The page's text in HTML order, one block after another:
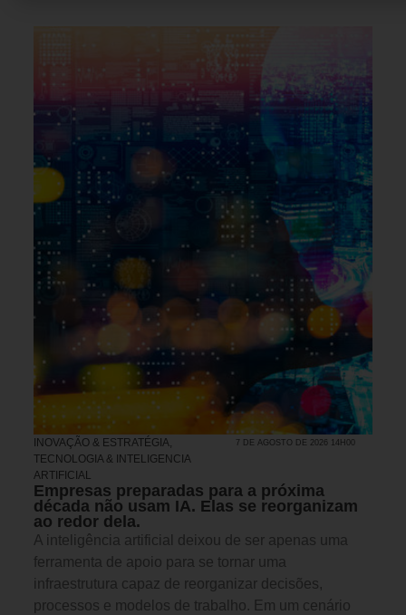
INOVAÇÃO & ESTRATÉGIA,
TECNOLOGIA & INTELIGENCIA
ARTIFICIAL
7 DE AGOSTO DE 2026 14H00
Empresas preparadas para a próxima
década não usam IA. Elas se reorganizam
ao redor dela.
A inteligência artificial deixou de ser apenas uma
ferramenta de apoio para se tornar uma
infraestrutura capaz de reorganizar decisões,
processos e modelos de trabalho. Em um cenário